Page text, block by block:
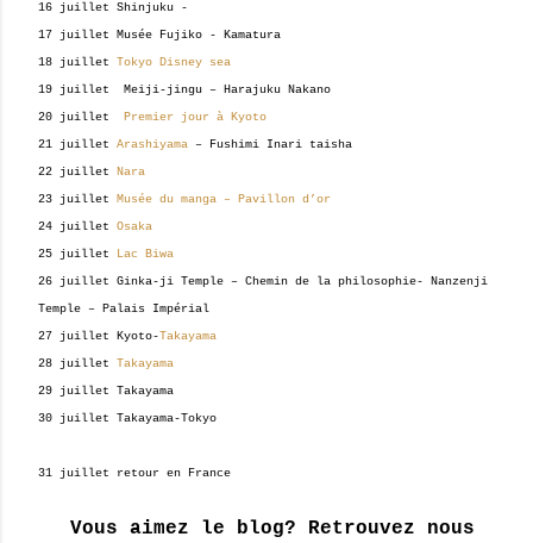
16 juillet Shinjuku -
17 juillet Musée Fujiko - Kamatura
18 juillet Tokyo Disney sea
19 juillet Meiji-jingu – Harajuku Nakano
20 juillet Premier jour à Kyoto
21 juillet Arashiyama – Fushimi Inari taisha
22 juillet Nara
23 juillet Musée du manga – Pavillon d’or
24 juillet Osaka
25 juillet Lac Biwa
26 juillet Ginka-ji Temple – Chemin de la philosophie- Nanzenji
Temple – Palais Impérial
27 juillet Kyoto-Takayama
28 juillet Takayama
29 juillet Takayama
30 juillet Takayama-Tokyo
31 juillet retour en France
Vous aimez le blog? Retrouvez nous